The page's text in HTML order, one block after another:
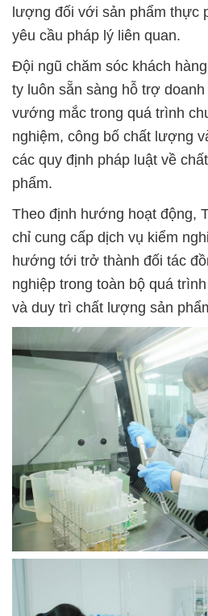
lượng đối với sản phẩm thực
yêu cầu pháp lý liên quan.
Đội ngũ chăm sóc khách
ty luôn sẵn sàng hỗ trợ
vướng mắc trong quá trình
nghiệm, công bố chất lượng
các quy định pháp luật về
phẩm.
Theo định hướng hoạt động,
chỉ cung cấp dịch vụ kiểm
hướng tới trở thành đối tác
nghiệp trong toàn bộ quá
và duy trì chất lượng sản